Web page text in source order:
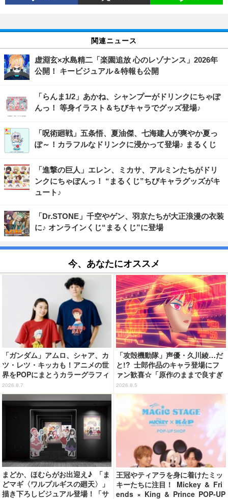
関連ニュース
虚淵玄×水島精二「楽園追放 心のレゾナンス」2026年
公開！ キービジュアル＆特報も公開
「らんま1/2」あかね、シャンプーがドリンクにちゃぽ
んっ！ 等身イラスト＆ちびキャラでグッズ登場♪
「呪術廻戦」五条悟、夏油傑、七海建人が爽やか夏っ
ぽ～！カラフルなドリンクに浸かって登場♪ まるくじ
「進撃の巨人」エレン、ミカサ、アルミンたちがドリ
ンクにちゃぽんっ！ “まるくじ”ちびキャラグッズがキ
ュート♪
「Dr.STONE」千空やゲン、羽京たちが大正浪漫の衣装
に♪ オンラインくじ“まるくじ”に登場
今、あなたにオススメ
「ガンダム」アムロ、シャア、カ
ツ・レツ・キッカも！アニメの世
界をPOPにまとうカラーグラフィ
ックTシャツが新登場
2026.8.7
「攻殻機動隊」声優・久川綾…だ
と!? 士郎作品のキャラ登場にフ
ァン歓喜☆「原作のままで良すぎ
るな」「脳の処理が追いつかない
よお」…第5話【ネタバレあり反
応まとめ】
2026.8.5
まどか、ほむらがお出迎え♪ 「ま
どマギ〈ワルプルギスの廻天〉」
描き下ろしビジュアル登場！「サ
王冠やティアラを身に着けたミッ
キーたちに注目！ Mickey & Fri
ends × King & Prince POP-UP